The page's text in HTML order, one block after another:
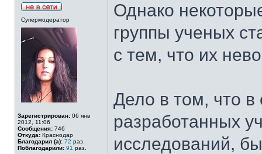
Супермодератор
Зарегистрирован: 06 янв
2012, 11:06
Сообщения: 746
Откуда: Краснодар
Благодарил (а): 72 раз.
Поблагодарили: 91 раз.
Однако
группы ученых
с тем, что их
Дело в том, что
разработанных
исследований,